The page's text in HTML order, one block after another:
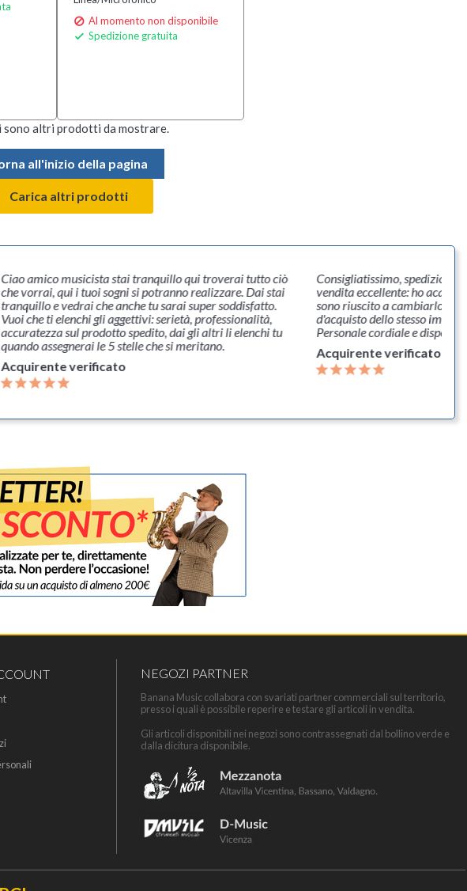
 Al momento non disponibile
 Spedizione gratuita
sono altri prodotti da mostrare.
all'inizio della pagina
Carica altri prodotti
Ciao amico musicista stai tranquillo qui troverai tutto ciò
che vorrai, qui i tuoi sogni si potranno realizzare. Dai stai
tranquillo e vedrai che anche tu sarai super soddisfatto.
Vuoi che ti elenchi gli aggettivi: serietà, professionalità,
accuratezza sul prodotto spedito, dai gli altri li elenchi tu
quando assegnerai le 5 stelle che si meritano.
Acquirente verificato
Consigliatissimo, spedizione
vendita eccellente: ho
sono riuscito a cambiarlo
d'acquisto dello stesso
Personale cordiale e
Acquirente verificato
NEGOZI PARTNER
Banana Music collabora con svariati partner commerciali sul territorio,
presso i quali è possibile reperire e testare gli articoli in vendita.
Gli articoli disponibili nei negozi sono contrassegnati dal bollino verde e
dalla dicitura disponibile.